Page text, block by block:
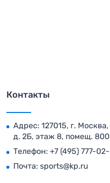
Контакты
Адрес: 127015, г.
д. 2Б, этаж 8, помещ. 800
Телефон: +7 (495) 777-
Почта: sports@kp.ru